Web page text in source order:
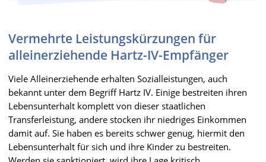
Vermehrte Leistungskürzungen für
alleinerziehende Hartz-IV-Empfänger
Viele Alleinerziehende erhalten Sozialleistungen, auch
bekannt unter dem Begriff Hartz IV. Einige bestreiten ihren
Lebensunterhalt komplett von dieser staatlichen
Transferleistung, andere stocken ihr niedriges Einkommen
damit auf. Sie haben es bereits schwer genug, hiermit den
Lebensunterhalt für sich und ihre Kinder zu bestreiten.